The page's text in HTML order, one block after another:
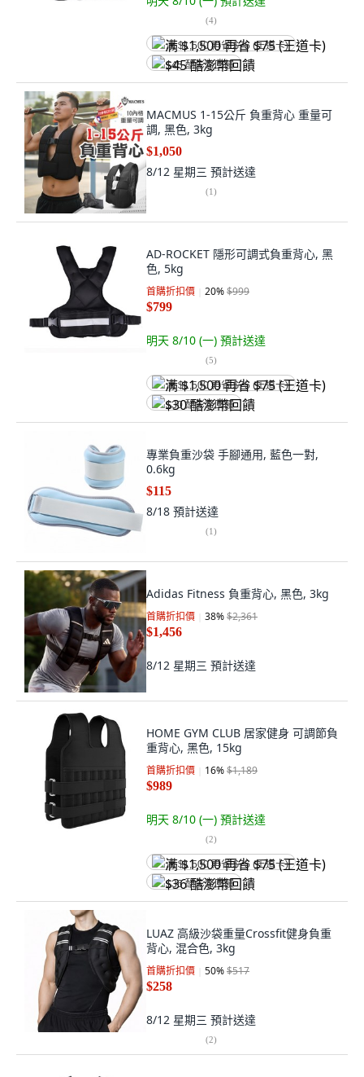
(4)
满 $1,500 再省 $75 (王道卡)
$45 酷澎幣回饋
MACMUS 1-15公斤 負重背心 重量可
調, 黑色, 3kg
$1,050
8/12 星期三 預計送達
(1)
AD-ROCKET 隱形可調式負重背心, 黑
色, 5kg
首購折扣價 20%$999
$799
明天 8/10 (一) 預計送達
(5)
满 $1,500 再省 $75 (王道卡)
$30 酷澎幣回饋
專業負重沙袋 手腳通用, 藍色一對,
0.6kg
$115
8/18 預計送達
(1)
Adidas Fitness 負重背心, 黑色, 3kg
首購折扣價 38%$2,361
$1,456
8/12 星期三 預計送達
HOME GYM CLUB 居家健身 可調節負
重背心, 黑色, 15kg
首購折扣價 16%$1,189
$989
明天 8/10 (一) 預計送達
(2)
满 $1,500 再省 $75 (王道卡)
$36 酷澎幣回饋
LUAZ 高級沙袋重量Crossfit健身負重
背心, 混合色, 3kg
首購折扣價 50%$517
$258
8/12 星期三 預計送達
(2)